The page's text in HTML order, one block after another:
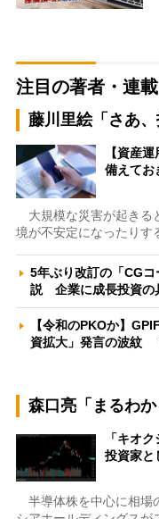
注目の著者・連載
藤川里絵「さあ、
【資産
備えてお
大規模な災害が起きる
境が不安定になったり
5年ぶり改訂の「CG
説 企業に成長投資の
【令和のPKOか】
資拡大」発言の波紋
森口亮「まるわか
「キオ
投資家
半導体株を中心に相場